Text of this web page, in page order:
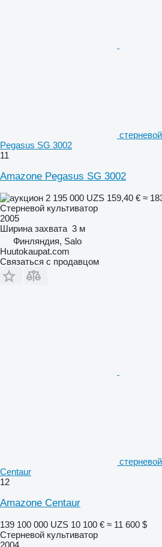
Pegasus SG 3002
11
Amazone Pegasus SG 3002
2 195 000 UZS 159,40 € ≈
Стерневой культиватор
2005
Ширина захвата 3 м
Финляндия, Salo
Huutokaupat.com
Связаться с продавцом
Centaur
12
Amazone Centaur
139 100 000 UZS 10 100 € ≈ 11 600 $
Стерневой культиватор
2004